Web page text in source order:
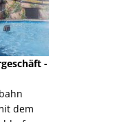
-
dem